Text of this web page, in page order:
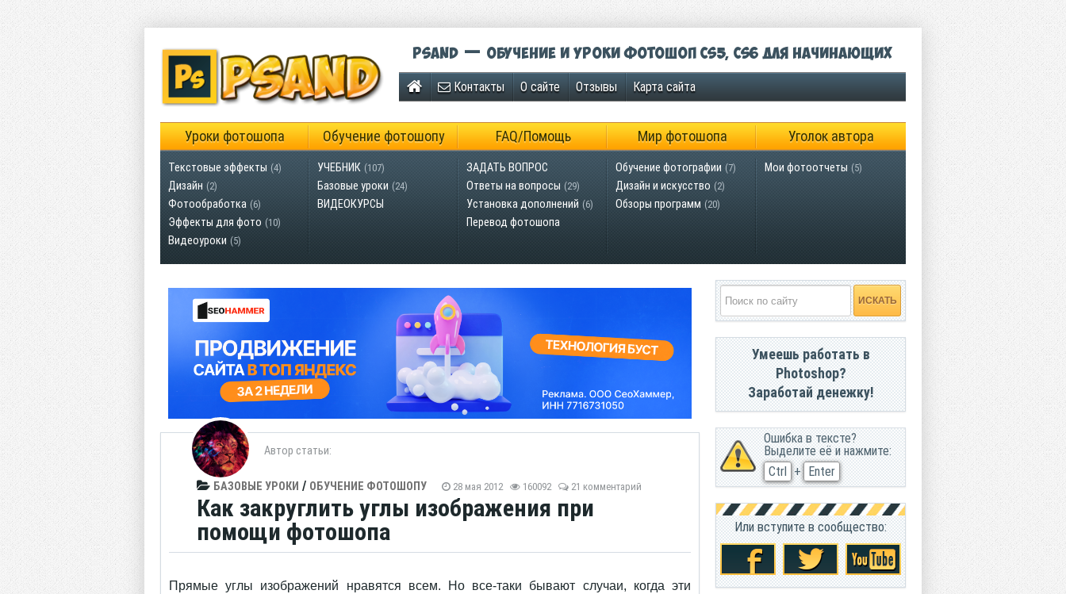
Psand — обучение и уроки фотошоп CS5, CS6 для начинающих
Контакты О сайте Отзывы Карта сайта
Уроки фотошопа Обучение фотошопу FAQ/Помощь Мир фотошопа Уголок автора
Текстовые эффекты (4)
Дизайн (2)
Фотообработка (6)
Эффекты для фото (10)
Видеоуроки (5)
УЧЕБНИК (107)
Базовые уроки (24)
ВИДЕОКУРСЫ
ЗАДАТЬ ВОПРОС
Ответы на вопросы (29)
Установка дополнений (6)
Перевод фотошопа
Обучение фотографии (7)
Дизайн и искусство (2)
Обзоры программ (20)
Мои фотоотчеты (5)
Автор статьи:
БАЗОВЫЕ УРОКИ / ОБУЧЕНИЕ ФОТОШОПУ 28 мая 2012 160092 21 комментарий
Как закруглить углы изображения при
помощи фотошопа
Прямые углы изображений нравятся всем. Но все-таки бывают случаи, когда эти
Умеешь работать в
Photoshop?
Заработай денежку!
Ошибка в тексте?
Выделите её и нажмите:
Ctrl
+ Enter
Или вступите в сообщество: